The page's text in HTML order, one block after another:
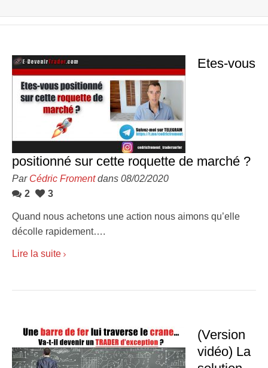
Etes-vous
positionné sur cette roquette de marché ?
Par Cédric Fromentdans 08/02/2020
2
3
Quand nous achetons une action nous aimons qu’elle
décolle rapidement….
Lire la suite
(Version
vidéo) La